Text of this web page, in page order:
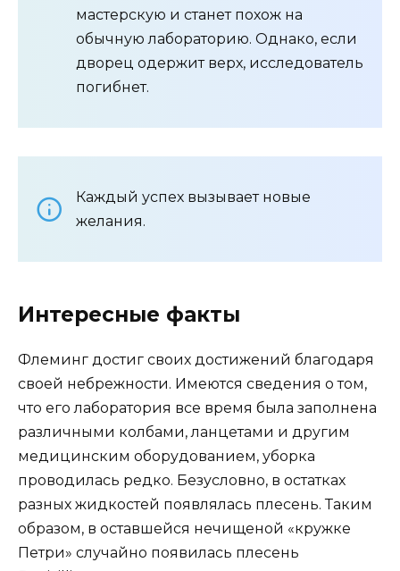
мастерскую и станет похож на
обычную лабораторию. Однако, если
дворец одержит верх, исследователь
погибнет.
Каждый успех вызывает новые
желания.
Интересные факты
Флеминг достиг своих достижений благодаря
своей небрежности. Имеются сведения о том,
что его лаборатория все время была заполнена
различными колбами, ланцетами и другим
медицинским оборудованием, уборка
проводилась редко. Безусловно, в остатках
разных жидкостей появлялась плесень. Таким
образом, в оставшейся нечищеной «кружке
Петри» случайно появилась плесень